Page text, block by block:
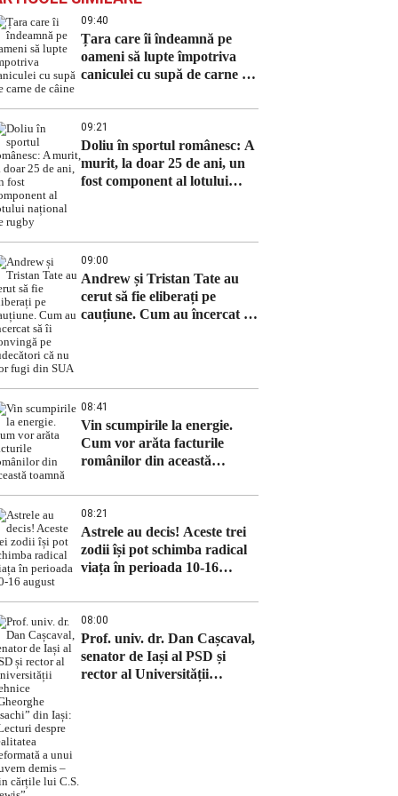
09:40
Țara care îi îndeamnă pe
oameni să lupte împotriva
caniculei cu supă de carne de
09:21
Doliu în sportul românesc: A
murit, la doar 25 de ani, un
fost component al lotului
09:00
Andrew și Tristan Tate au
cerut să fie eliberați pe
cauțiune. Cum au încercat să
08:41
Vin scumpirile la energie.
Cum vor arăta facturile
românilor din această
08:21
Astrele au decis! Aceste trei
zodii își pot schimba radical
viața în perioada 10-16
08:00
Prof. univ. dr. Dan Cașcaval,
senator de Iași al PSD și
rector al Universității